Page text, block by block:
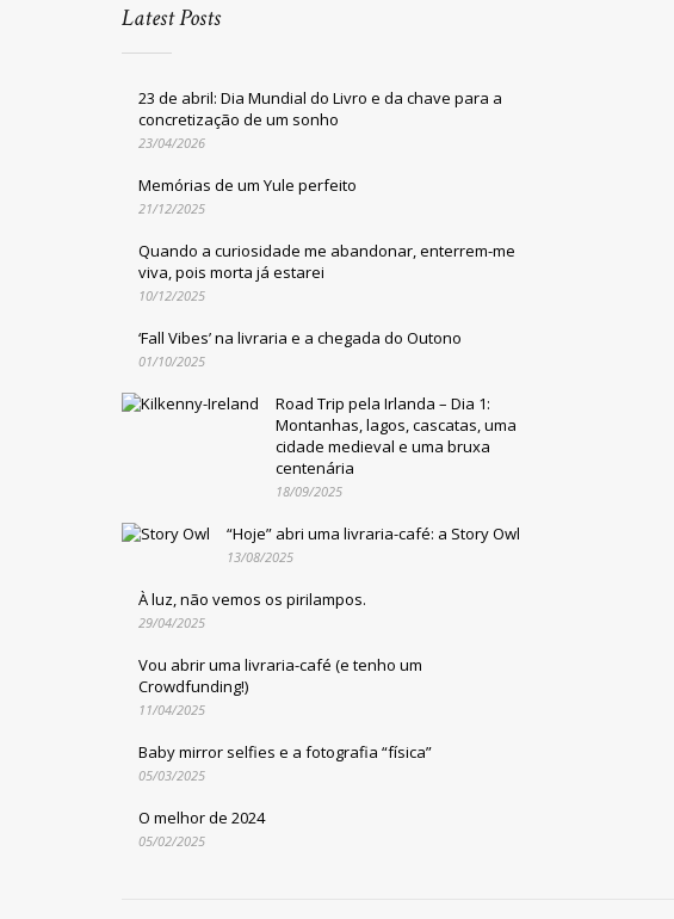
Latest Posts
23 de abril: Dia Mundial do Livro e da chave para a
concretização de um sonho
23/04/2026
Memórias de um Yule perfeito
21/12/2025
Quando a curiosidade me abandonar, enterrem-me
viva, pois morta já estarei
10/12/2025
‘Fall Vibes’ na livraria e a chegada do Outono
01/10/2025
Road Trip pela Irlanda – Dia 1:
Montanhas, lagos, cascatas, uma
cidade medieval e uma bruxa
centenária
18/09/2025
“Hoje” abri uma livraria-café: a Story Owl
13/08/2025
À luz, não vemos os pirilampos.
29/04/2025
Vou abrir uma livraria-café (e tenho um
Crowdfunding!)
11/04/2025
Baby mirror selfies e a fotografia “física”
05/03/2025
O melhor de 2024
05/02/2025